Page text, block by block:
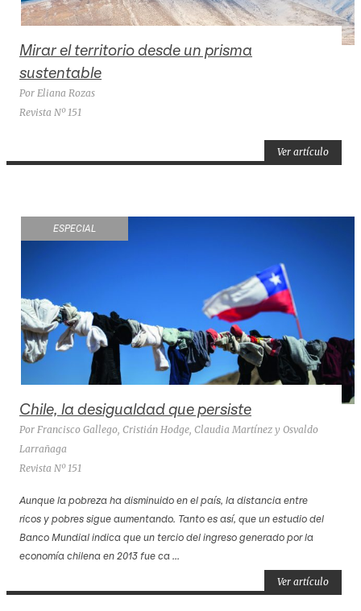
Mirar el territorio desde un prisma
sustentable
Por Eliana Rozas
Revista Nº 151
Ver artículo
ESPECIAL
Chile, la desigualdad que persiste
Por Francisco Gallego, Cristián Hodge, Claudia Martínez y Osvaldo
Larrañaga
Revista Nº 151
Aunque la pobreza ha disminuido en el país, la distancia entre
ricos y pobres sigue aumentando. Tanto es así, que un estudio del
Banco Mundial indica que un tercio del ingreso generado por la
economía chilena en 2013 fue ca ...
Ver artículo